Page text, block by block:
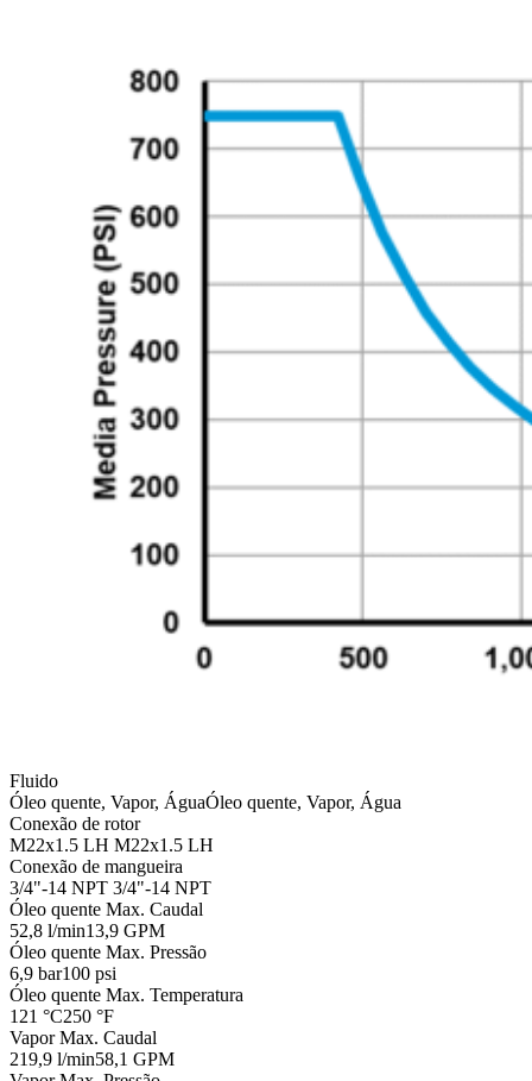
Fluido
Óleo quente, Vapor, ÁguaÓleo quente, Vapor, Água
Conexão de rotor
M22x1.5 LH M22x1.5 LH
Conexão de mangueira
3/4"-14 NPT 3/4"-14 NPT
Óleo quente Max. Caudal
52,8 l/min13,9 GPM
Óleo quente Max. Pressão
6,9 bar100 psi
Óleo quente Max. Temperatura
121 °C250 °F
Vapor Max. Caudal
219,9 l/min58,1 GPM